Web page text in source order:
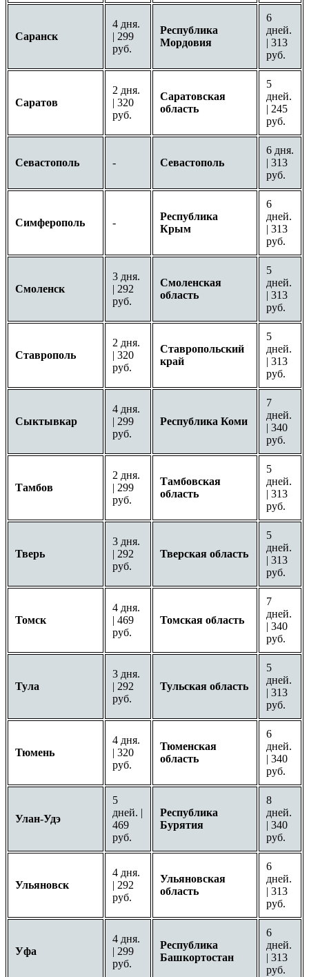
Саранск
4 дня.
| 299
руб.
Республика
Мордовия
6
дней.
| 313
руб.
Саратов
2 дня.
| 320
руб.
Саратовская
область
5
дней.
| 245
руб.
Севастополь - Севастополь
6 дня.
| 313
руб.
Симферополь -
Республика
Крым
6
дней.
| 313
руб.
Смоленск
3 дня.
| 292
руб.
Смоленская
область
5
дней.
| 313
руб.
Ставрополь
2 дня.
| 320
руб.
Ставропольский
край
5
дней.
| 313
руб.
Сыктывкар
4 дня.
| 299
руб.
Республика Коми
7
дней.
| 340
руб.
Тамбов
2 дня.
| 299
руб.
Тамбовская
область
5
дней.
| 313
руб.
Тверь
3 дня.
| 292
руб.
Тверская область
5
дней.
| 313
руб.
Томск
4 дня.
| 469
руб.
Томская область
7
дней.
| 340
руб.
Тула
3 дня.
| 292
руб.
Тульская область
5
дней.
| 313
руб.
Тюмень
4 дня.
| 320
руб.
Тюменская
область
6
дней.
| 340
руб.
Улан-Удэ
5
дней. |
469
руб.
Республика
Бурятия
8
дней.
| 340
руб.
Ульяновск
4 дня.
| 292
руб.
Ульяновская
область
6
дней.
| 313
руб.
Уфа
4 дня.
| 299
руб.
Республика
Башкортостан
6
дней.
| 313
руб.